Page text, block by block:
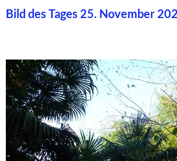
Bild des Tages 25. November